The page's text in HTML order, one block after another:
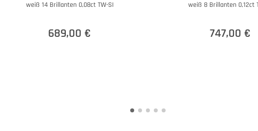
weiß 14 Brillanten 0,08ct TW-SI
689,00 €
weiß 8 Brillanten 0,12ct
747,00 €